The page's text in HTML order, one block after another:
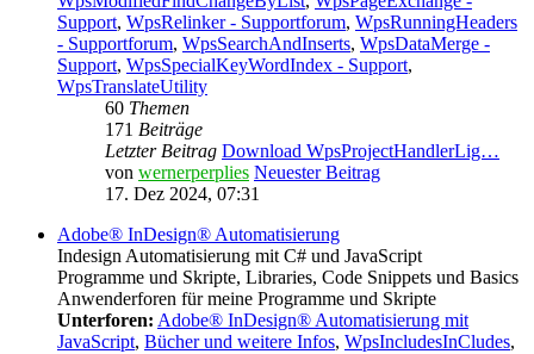
Support, WpsRelinker - Supportforum, WpsRunningHeaders
- Supportforum, WpsSearchAndInserts, WpsDataMerge -
Support, WpsSpecialKeyWordIndex - Support,
WpsTranslateUtility
60 Themen
171 Beiträge
Letzter Beitrag Download WpsProjectHandlerLig…
von wernerperplies Neuester Beitrag
17. Dez 2024, 07:31
Adobe® InDesign® Automatisierung
Indesign Automatisierung mit C# und JavaScript
Programme und Skripte, Libraries, Code Snippets und Basics
Anwenderforen für meine Programme und Skripte
Unterforen: Adobe® InDesign® Automatisierung mit
JavaScript, Bücher und weitere Infos, WpsIncludesInCludes,